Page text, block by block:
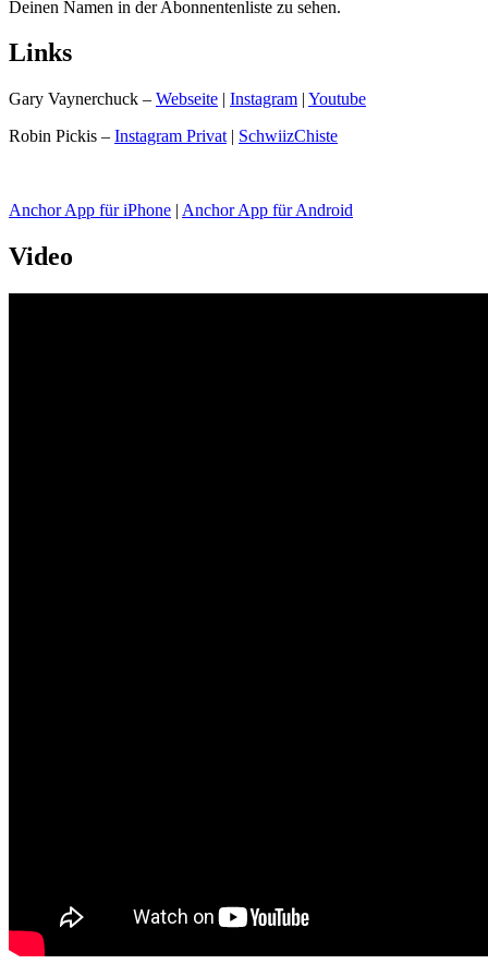
Deinen Namen in der Abonnentenliste zu sehen.
Links
Gary Vaynerchuck – Webseite | Instagram | Youtube
Robin Pickis – Instagram Privat | SchwiizChiste
Anchor App für iPhone | Anchor App für Android
Video